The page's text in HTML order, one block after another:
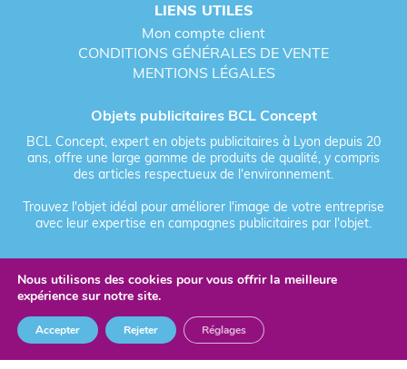
LIENS UTILES
Mon compte client
CONDITIONS GÉNÉRALES DE VENTE
MENTIONS LÉGALES
Objets publicitaires BCL Concept
BCL Concept, expert en objets publicitaires à Lyon depuis 20
ans, offre une large gamme de produits de qualité, y compris
des articles respectueux de l'environnement.
Trouvez l'objet idéal pour améliorer l'image de votre entreprise
avec leur expertise en campagnes publicitaires par l'objet.
© 2026 BCL Concept - Tous droits réservés - Objet Publicitaire
Fièrement forgé par Les Vikings
Nous utilisons des cookies pour vous offrir la meilleure
expérience sur notre site.
Accepter Rejeter Réglages